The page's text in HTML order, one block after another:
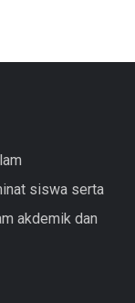
siswa serta
akdemik dan